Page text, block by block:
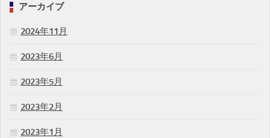
アーカイブ
2024年11月
2023年6月
2023年5月
2023年2月
2023年1月